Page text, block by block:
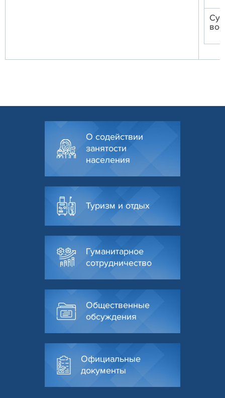
О содействии
занятости
населения
Туризм и отдых
Гуманитарное
сотрудничество
Общественные
обсуждения
Официальные
документы